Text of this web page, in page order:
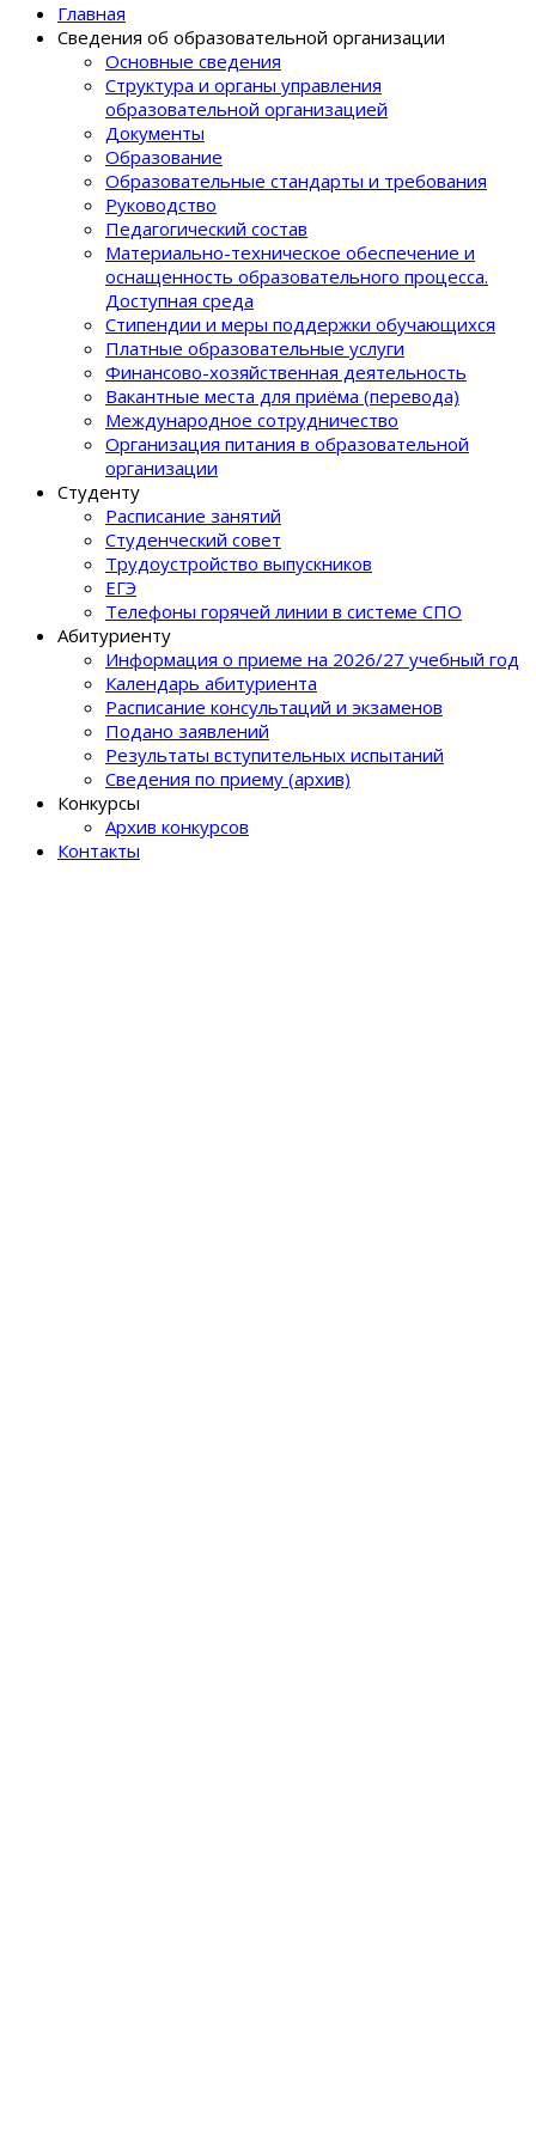
Главная
Сведения об образовательной организации
Основные сведения
Структура и органы управления
образовательной организацией
Документы
Образование
Образовательные стандарты и требования
Руководство
Педагогический состав
Материально-техническое обеспечение и
оснащенность образовательного процеcса.
Доступная среда
Стипендии и меры поддержки обучающихся
Платные образовательные услуги
Финансово-хозяйственная деятельность
Вакантные места для приёма (перевода)
Международное сотрудничество
Организация питания в образовательной
организации
Студенту
Расписание занятий
Студенческий совет
Трудоустройство выпускников
ЕГЭ
Телефоны горячей линии в системе СПО
Абитуриенту
Информация о приеме на 2026/27 учебный год
Календарь абитуриента
Расписание консультаций и экзаменов
Подано заявлений
Результаты вступительных испытаний
Сведения по приему (архив)
Конкурсы
Архив конкурсов
Контакты